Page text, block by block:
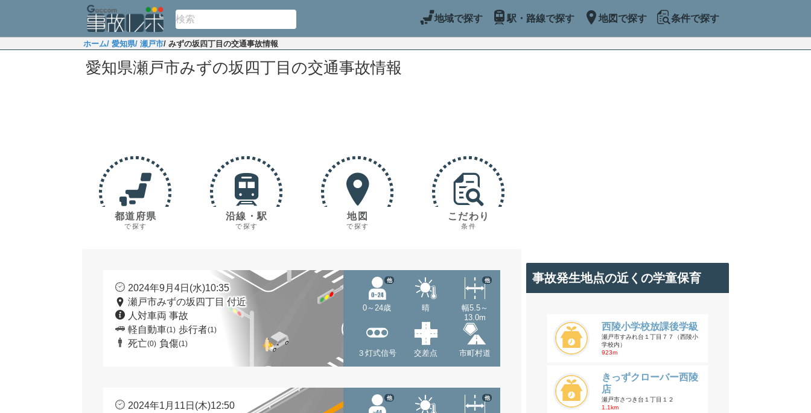
地域で探す 駅・路線で探す 地図で探す 条件で探す
ホーム/ 愛知県/ 瀬戸市/ みずの坂四丁目の交通事故情報
愛知県瀬戸市みずの坂四丁目の交通事故情報
都道府県
で探す
沿線・駅
で探す
地図
で探す
こだわり
条件
2024年9月4日(水)10:35
瀬戸市みずの坂四丁目 付近
人対車両 事故
軽自動車(1) 歩行者(1)
死亡(0) 負傷(1)
0～24歳
他
晴
幅5.5～
13.0m
他
３灯式信号 交差点 市町村道
2024年1月11日(木)12:50
他 他
事故発生地点の近くの学童保育
西陵小学校放課後学級
瀬戸市すみれ台１丁目７７（西陵小
学校内）
923m
きっずクローバー西陵
店
瀬戸市さつき台１丁目１２
1.1km